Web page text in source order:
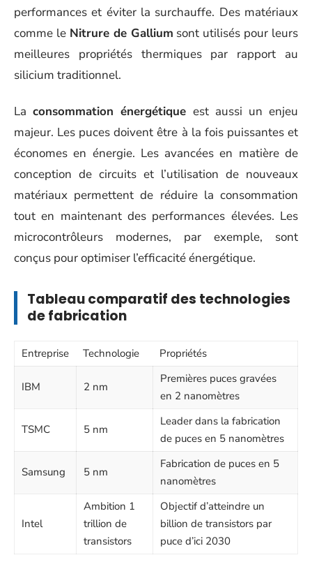
performances et éviter la surchauffe. Des matériaux
comme le Nitrure de Gallium sont utilisés pour leurs
meilleures propriétés thermiques par rapport au
silicium traditionnel.
Laconsommation énergétique est aussi un enjeu
majeur. Les puces doivent être à la fois puissantes et
économes en énergie. Les avancées en matière de
conception de circuits et l’utilisation de nouveaux
matériaux permettent de réduire la consommation
tout en maintenant des performances élevées. Les
microcontrôleurs modernes, par exemple, sont
conçus pour optimiser l’efficacité énergétique.
Tableau comparatif des technologies
de fabrication
Entreprise Technologie Propriétés
IBM 2 nm
Premières puces gravées
en 2 nanomètres
TSMC 5 nm
Leader dans la fabrication
de puces en 5 nanomètres
Samsung 5 nm
Fabrication de puces en 5
nanomètres
Intel
Ambition 1
trillion de
transistors
Objectif d’atteindre un
billion de transistors par
puce d’ici 2030